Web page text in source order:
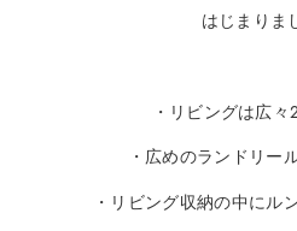
はじまりま
・リビングは広
・広めのランドリー
・リビング収納の中にル